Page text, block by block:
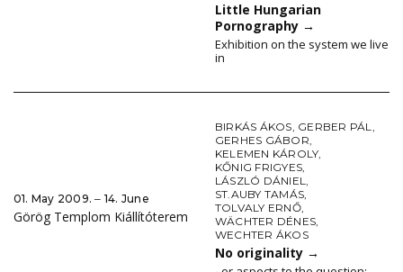
Little Hungarian
Pornography →
Exhibition on the system we live
in
01. May 2009. ‒ 14. June
Görög Templom Kiállítóterem
BIRKÁS ÁKOS, GERBER PÁL,
GERHES GÁBOR,
KELEMEN KÁROLY,
KŐNIG FRIGYES,
LÁSZLÓ DÁNIEL,
ST.AUBY TAMÁS,
TOLVALY ERNŐ,
WÄCHTER DÉNES,
WECHTER ÁKOS
No originality →